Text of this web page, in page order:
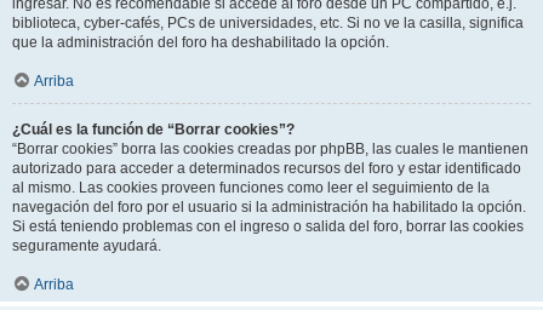
ingresar. No es recomendable si accede al foro desde un PC compartido, e.j.
biblioteca, cyber-cafés, PCs de universidades, etc. Si no ve la casilla, significa
que la administración del foro ha deshabilitado la opción.
Arriba
¿Cuál es la función de “Borrar cookies”?
“Borrar cookies” borra las cookies creadas por phpBB, las cuales le mantienen
autorizado para acceder a determinados recursos del foro y estar identificado
al mismo. Las cookies proveen funciones como leer el seguimiento de la
navegación del foro por el usuario si la administración ha habilitado la opción.
Si está teniendo problemas con el ingreso o salida del foro, borrar las cookies
seguramente ayudará.
Arriba